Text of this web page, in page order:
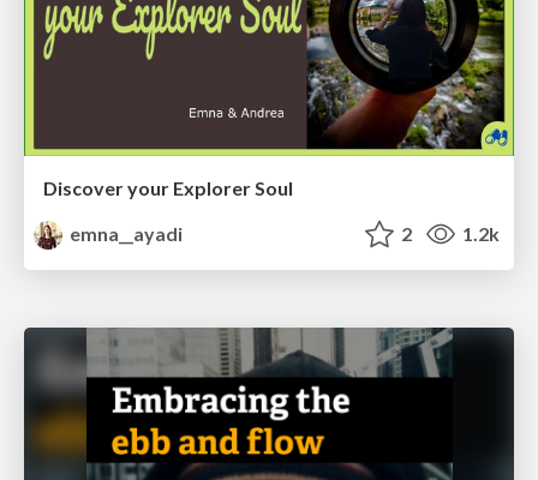
Discover your Explorer Soul
emna__ayadi
2 1.2k